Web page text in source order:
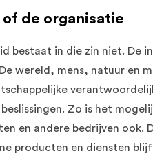
de organisatie
bestaat in die zin niet. De
wereld, mens, natuur en
Zo is het
en andere bedrijven ook.
producten en diensten